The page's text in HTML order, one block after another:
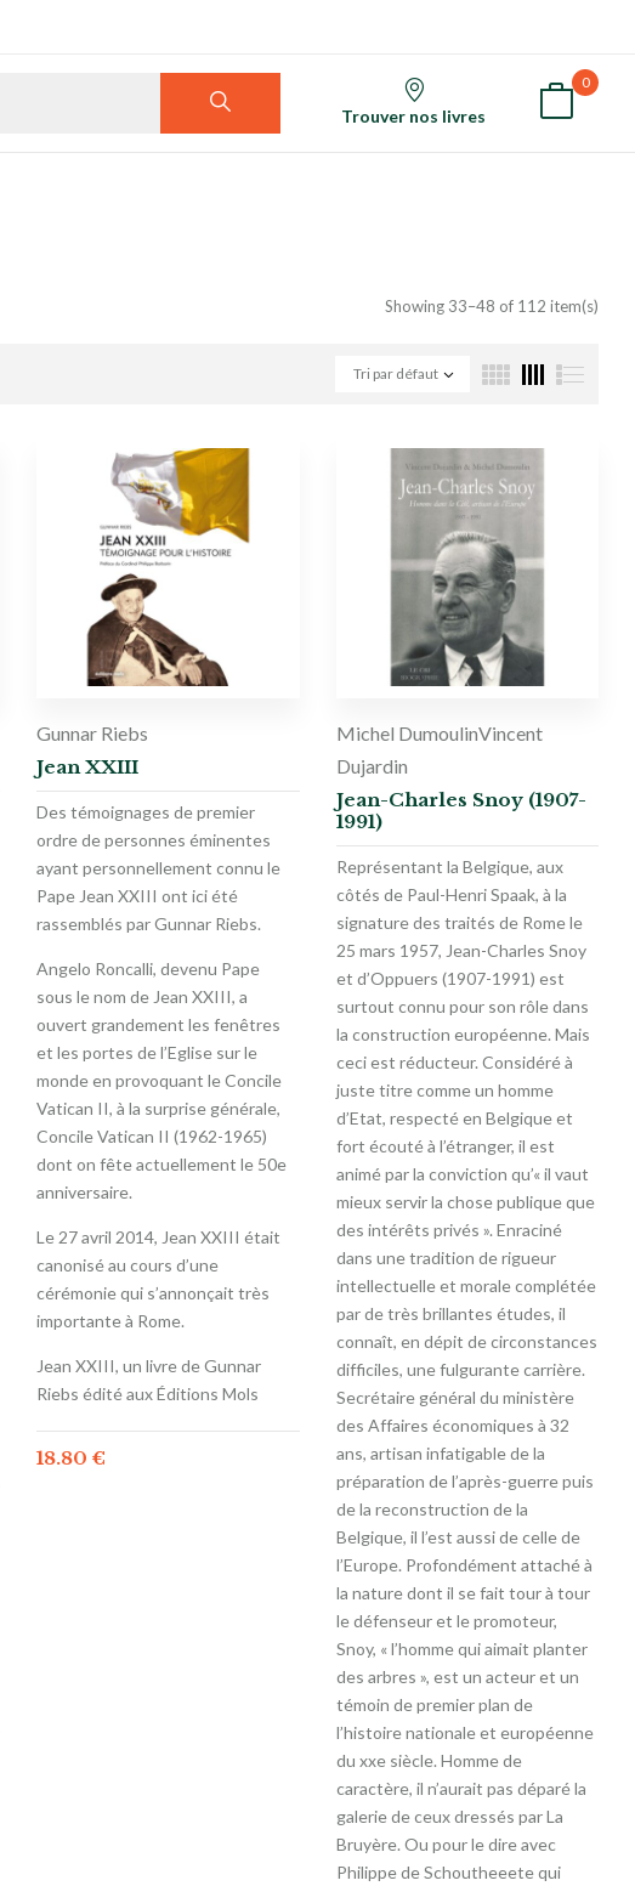
Trouver nos livres
0
Showing 33–48 of 112 item(s)
Tri par défaut
Gunnar Riebs
Jean XXIII
Des témoignages de premier
ordre de personnes éminentes
ayant personnellement connu le
Pape Jean XXIII ont ici été
rassemblés par Gunnar Riebs.
Angelo Roncalli, devenu Pape
sous le nom de Jean XXIII, a
ouvert grandement les fenêtres
et les portes de l’Eglise sur le
monde en provoquant le Concile
Vatican II, à la surprise générale,
Concile Vatican II (1962-1965)
dont on fête actuellement le 50e
anniversaire.
Le 27 avril 2014, Jean XXIII était
canonisé au cours d’une
cérémonie qui s’annonçait très
importante à Rome.
Jean XXIII, un livre de Gunnar
Riebs édité aux Éditions Mols
18.80€
Michel DumoulinVincent
Dujardin
Jean-Charles Snoy (1907-
1991)
Représentant la Belgique, aux
côtés de Paul-Henri Spaak, à la
signature des traités de Rome le
25 mars 1957, Jean-Charles Snoy
et d’Oppuers (1907-1991) est
surtout connu pour son rôle dans
la construction européenne. Mais
ceci est réducteur. Considéré à
juste titre comme un homme
d’Etat, respecté en Belgique et
fort écouté à l’étranger, il est
animé par la conviction qu’« il vaut
mieux servir la chose publique que
des intérêts privés ». Enraciné
dans une tradition de rigueur
intellectuelle et morale complétée
par de très brillantes études, il
connaît, en dépit de circonstances
difficiles, une fulgurante carrière.
Secrétaire général du ministère
des Affaires économiques à 32
ans, artisan infatigable de la
préparation de l’après-guerre puis
de la reconstruction de la
Belgique, il l’est aussi de celle de
l’Europe. Profondément attaché à
la nature dont il se fait tour à tour
le défenseur et le promoteur,
Snoy, « l’homme qui aimait planter
des arbres », est un acteur et un
témoin de premier plan de
l’histoire nationale et européenne
du xxe siècle. Homme de
caractère, il n’aurait pas déparé la
galerie de ceux dressés par La
Bruyère. Ou pour le dire avec
Philippe de Schoutheeete qui